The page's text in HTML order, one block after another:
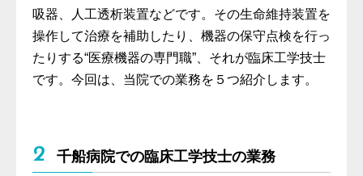
吸器、人工透析装置などです。その生命維持装置を
操作して治療を補助したり、機器の保守点検を行っ
たりする“医療機器の専門職”、それが臨床工学技士
です。今回は、当院での業務を５つ紹介します。
2 千船病院での臨床工学技士の業務